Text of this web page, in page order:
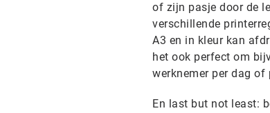
of zijn pasje door de
verschillende
A3 en in kleur kan
het ook perfect om
werknemer per dag of
En last but not least: